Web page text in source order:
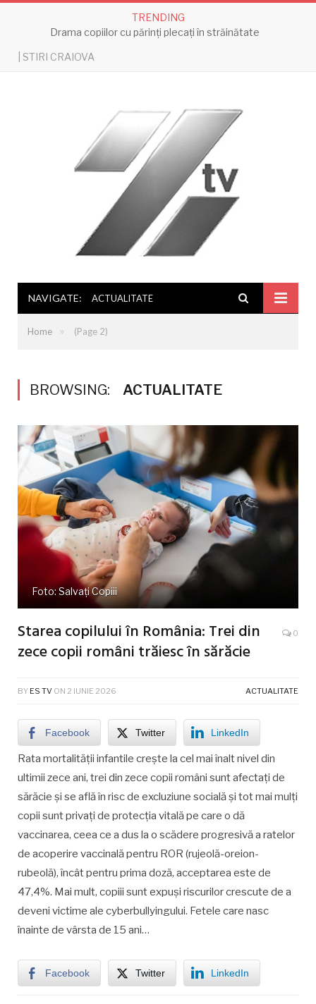
TRENDING
Drama copiilor cu părinți plecați în străinătate
| STIRI CRAIOVA
NAVIGATE: ACTUALITATE
Home » (Page 2)
BROWSING: ACTUALITATE
Foto: Salvați Copiii
Starea copilului în România: Trei din
zece copii români trăiesc în sărăcie
0
BY ES TV ON 2 IUNIE 2026 ACTUALITATE
Facebook Twitter LinkedIn
Rata mortalității infantile crește la cel mai înalt nivel din
ultimii zece ani, trei din zece copii români sunt afectați de
sărăcie și se află în risc de excluziune socială și tot mai mulți
copii sunt privați de protecția vitală pe care o dă
vaccinarea, ceea ce a dus la o scădere progresivă a ratelor
de acoperire vaccinală pentru ROR (rujeolă-oreion-
rubeolă), încât pentru prima doză, acceptarea este de
47,4%. Mai mult, copiii sunt expuși riscurilor crescute de a
deveni victime ale cyberbullyingului. Fetele care nasc
înainte de vârsta de 15 ani…
Facebook Twitter LinkedIn